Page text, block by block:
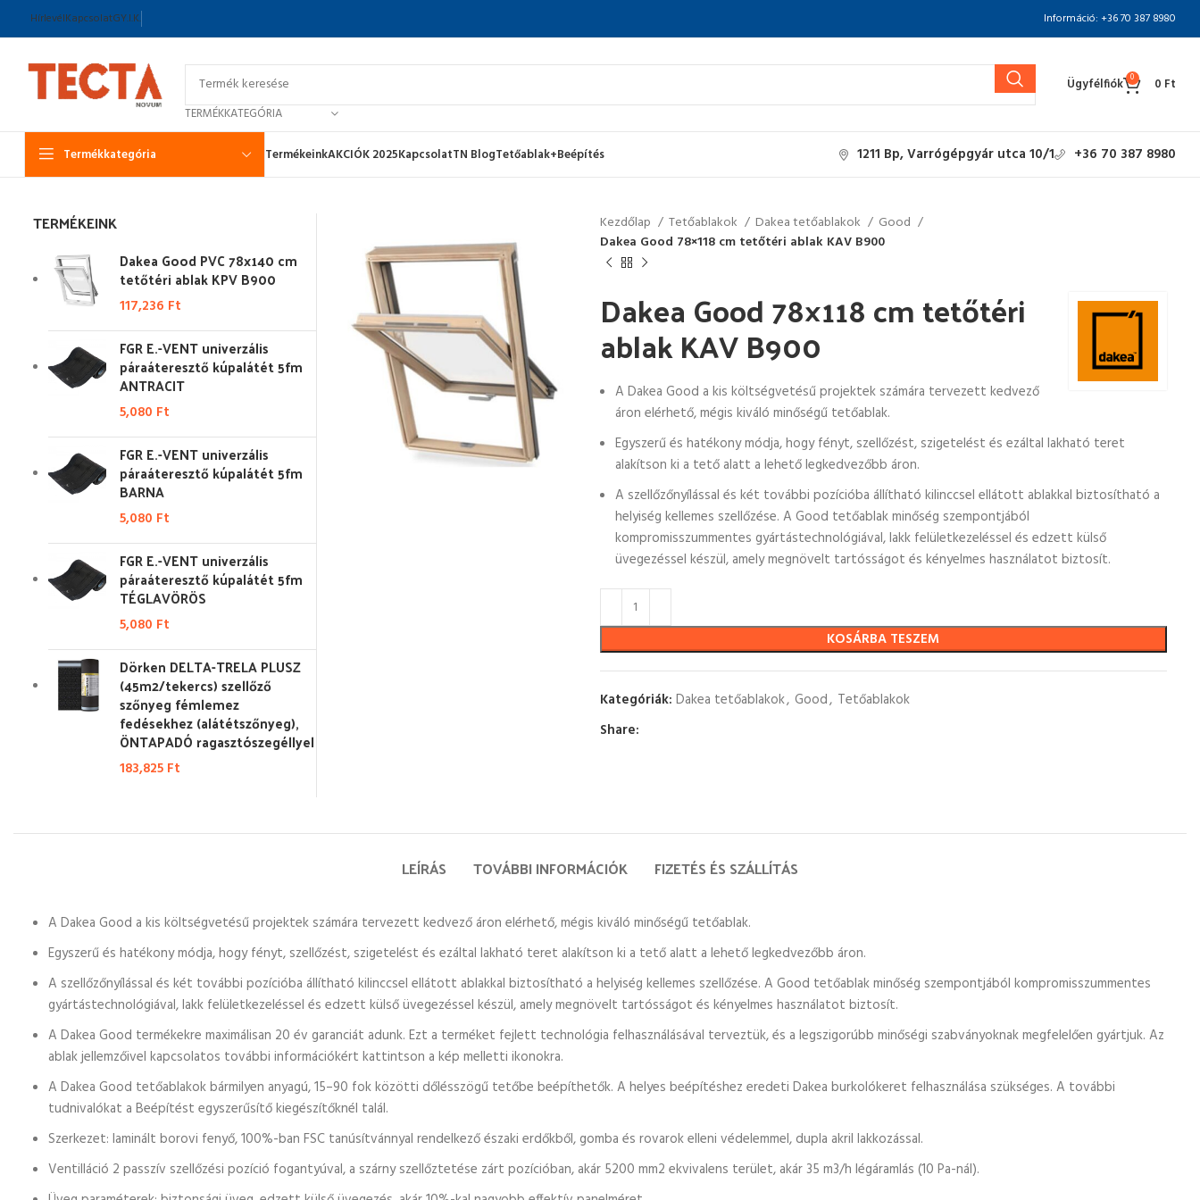
HírlevélKapcsolatGY.I.K. Információ: +36 70 387 8980
TERMÉKKATEGÓRIA
Ügyfélfiók 0 0 Ft
Termékkategória TermékeinkAKCIÓK 2025KapcsolatTN BlogTetőablak+Beépítés 1211 Bp, Varrógépgyár utca 10/1 +36 70 387 8980
Kezdőlap Tetőablakok Dakea tetőablakok
Good
Dakea Good 78×118 cm tetőtéri ablak KAV B900
Dakea Good 78×118 cm tetőtéri
ablak KAV B900
A Dakea Good a kis költségvetésű projektek számára tervezett kedvező
áron elérhető, mégis kiváló minőségű tetőablak.
Egyszerű és hatékony módja, hogy fényt, szellőzést, szigetelést és ezáltal lakható teret
alakítson ki a tető alatt a lehető legkedvezőbb áron.
A szellőzőnyílással és két további pozícióba állítható kilinccsel ellátott ablakkal biztosítható a
helyiség kellemes szellőzése. A Good tetőablak minőség szempontjából
kompromisszummentes gyártástechnológiával, lakk felületkezeléssel és edzett külső
üvegezéssel készül, amely megnövelt tartósságot és kényelmes használatot biztosít.
KOSÁRBA TESZEM
Kategóriák: Dakea tetőablakok, Good, Tetőablakok
Share:
TERMÉKEINK
Dakea Good PVC 78x140 cm
tetőtéri ablak KPV B900
117,236 Ft
FGR E.-VENT univerzális
páraáteresztő kúpalátét 5fm
ANTRACIT
5,080 Ft
FGR E.-VENT univerzális
páraáteresztő kúpalátét 5fm
BARNA
5,080 Ft
FGR E.-VENT univerzális
páraáteresztő kúpalátét 5fm
TÉGLAVÖRÖS
5,080 Ft
Dörken DELTA-TRELA PLUSZ
(45m2/tekercs) szellőző
szőnyeg fémlemez
fedésekhez (alátétszőnyeg),
ÖNTAPADÓ ragasztószegéllyel
183,825 Ft
LEÍRÁS TOVÁBBI INFORMÁCIÓK FIZETÉS ÉS SZÁLLÍTÁS
A Dakea Good a kis költségvetésű projektek számára tervezett kedvező áron elérhető, mégis kiváló minőségű tetőablak.
Egyszerű és hatékony módja, hogy fényt, szellőzést, szigetelést és ezáltal lakható teret alakítson ki a tető alatt a lehető legkedvezőbb áron.
A szellőzőnyílással és két további pozícióba állítható kilinccsel ellátott ablakkal biztosítható a helyiség kellemes szellőzése. A Good tetőablak minőség szempontjából kompromisszummentes
gyártástechnológiával, lakk felületkezeléssel és edzett külső üvegezéssel készül, amely megnövelt tartósságot és kényelmes használatot biztosít.
A Dakea Good termékekre maximálisan 20 év garanciát adunk. Ezt a terméket fejlett technológia felhasználásával terveztük, és a legszigorúbb minőségi szabványoknak megfelelően gyártjuk. Az
ablak jellemzőivel kapcsolatos további információkért kattintson a kép melletti ikonokra.
A Dakea Good tetőablakok bármilyen anyagú, 15–90 fok közötti dőlésszögű tetőbe beépíthetők. A helyes beépítéshez eredeti Dakea burkolókeret felhasználása szükséges. A további
tudnivalókat a Beépítést egyszerűsítő kiegészítőknél talál.
Szerkezet: laminált borovi fenyő, 100%-ban FSC tanúsítvánnyal rendelkező északi erdőkből, gomba és rovarok elleni védelemmel, dupla akril lakkozással.
Ventilláció 2 passzív szellőzési pozíció fogantyúval, a szárny szellőztetése zárt pozícióban, akár 5200 mm2 ekvivalens terület, akár 35 m3/h légáramlás (10 Pa-nál).